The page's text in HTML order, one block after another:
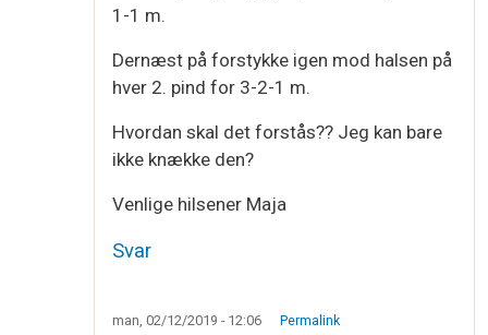
1-1 m.
Dernæst på forstykke igen mod halsen på
hver 2. pind for 3-2-1 m.
Hvordan skal det forstås?? Jeg kan bare
ikke knække den?
Venlige hilsener Maja
Svar
man, 02/12/2019 - 12:06 Permalink